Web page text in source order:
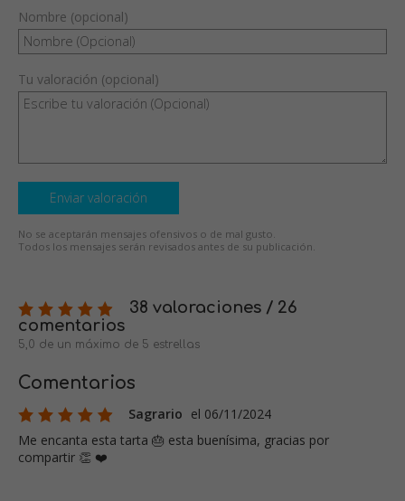
Nombre (opcional)
Tu valoración (opcional)
Enviar valoración
No se aceptarán mensajes ofensivos o de mal gusto.
Todos los mensajes serán revisados antes de su publicación.
38 valoraciones / 26
comentarios
5,0 de un máximo de 5 estrellas
Comentarios
Sagrario el 06/11/2024
Me encanta esta tarta 🎂 esta buenísima, gracias por
compartir 👏 ❤️